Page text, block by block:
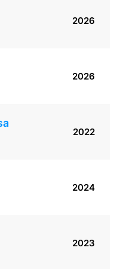
2026
2026
2022
2024
2023